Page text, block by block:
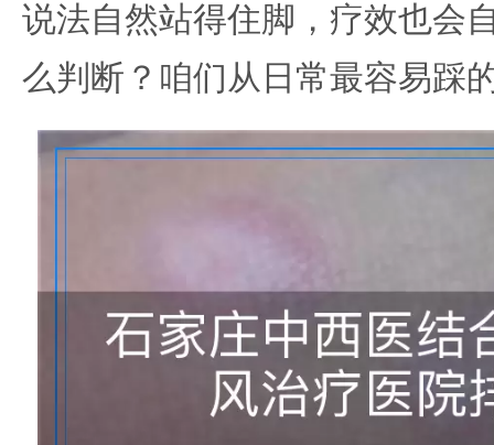
说法自然站得住脚，疗效也会
么判断？咱们从日常最容易踩